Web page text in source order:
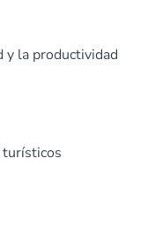
y la productividad